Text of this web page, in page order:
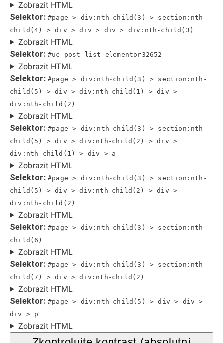
Zobrazit HTML
Selektor: #page > div:nth-child(3) > section:nth-
child(4) > div > div > div > div:nth-child(3)
Zobrazit HTML
Selektor: #uc_post_list_elementor32652
Zobrazit HTML
Selektor: #page > div:nth-child(3) > section:nth-
child(5) > div > div:nth-child(1) > div >
div:nth-child(2)
Zobrazit HTML
Selektor: #page > div:nth-child(3) > section:nth-
child(5) > div > div:nth-child(2) > div >
div:nth-child(1) > div > a
Zobrazit HTML
Selektor: #page > div:nth-child(3) > section:nth-
child(5) > div > div:nth-child(2) > div >
div:nth-child(2)
Zobrazit HTML
Selektor: #page > div:nth-child(3) > section:nth-
child(6)
Zobrazit HTML
Selektor: #page > div:nth-child(3) > section:nth-
child(7) > div > div:nth-child(2)
Zobrazit HTML
Selektor: #page > div:nth-child(5) > div > div >
div > p
Zobrazit HTML